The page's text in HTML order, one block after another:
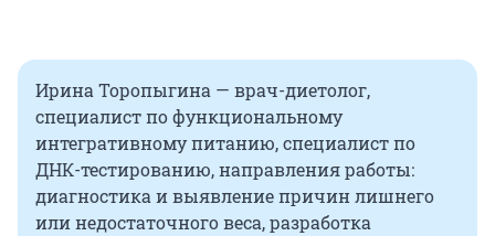
Ирина Торопыгина — врач-диетолог,
специалист по функциональному
интегративному питанию, специалист по
ДНК-тестированию, направления работы:
диагностика и выявление причин лишнего
или недостаточного веса, разработка